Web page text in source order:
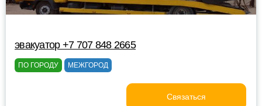
эвакуатор +7 707 848 2665
ПО ГОРОДУ МЕЖГОРОД
Связаться